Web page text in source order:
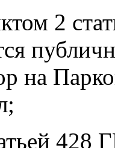
2
на
428